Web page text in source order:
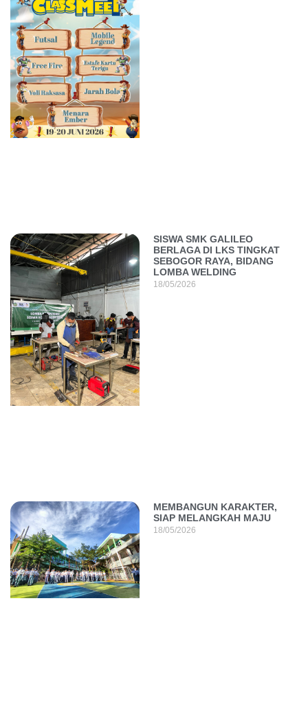
SISWA SMK GALILEO
BERLAGA DI LKS TINGKAT
SEBOGOR RAYA, BIDANG
LOMBA WELDING
18/05/2026
MEMBANGUN KARAKTER,
SIAP MELANGKAH MAJU
18/05/2026